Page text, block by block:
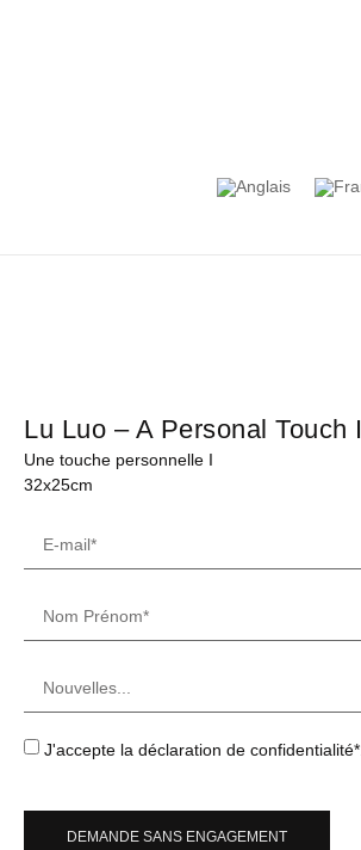
Lu Luo – A Personal Touch I
Une touche personnelle I
32x25cm
J'accepte la déclaration de confidentialité*.
DEMANDE SANS ENGAGEMENT